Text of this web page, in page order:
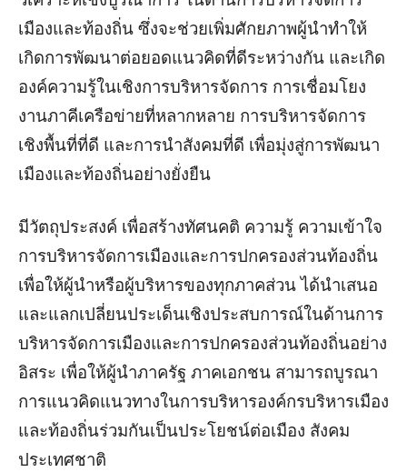
เมืองและท้องถิ่น ซึ่งจะช่วยเพิ่มศักยภาพผู้นำทำให้
เกิดการพัฒนาต่อยอดแนวคิดที่ดีระหว่างกัน และเกิด
องค์ความรู้ในเชิงการบริหารจัดการ การเชื่อมโยง
งานภาคีเครือข่ายที่หลากหลาย การบริหารจัดการ
เชิงพื้นที่ที่ดี และการนำสังคมที่ดี เพื่อมุ่งสู่การพัฒนา
เมืองและท้องถิ่นอย่างยั่งยืน
มีวัตถุประสงค์ เพื่อสร้างทัศนคติ ความรู้ ความเข้าใจ
การบริหารจัดการเมืองและการปกครองส่วนท้องถิ่น
เพื่อให้ผู้นำหรือผู้บริหารของทุกภาคส่วน ได้นำเสนอ
และแลกเปลี่ยนประเด็นเชิงประสบการณ์ในด้านการ
บริหารจัดการเมืองและการปกครองส่วนท้องถิ่นอย่าง
อิสระ เพื่อให้ผู้นำภาครัฐ ภาคเอกชน สามารถบูรณา
การแนวคิดแนวทางในการบริหารองค์กรบริหารเมือง
และท้องถิ่นร่วมกันเป็นประโยชน์ต่อเมือง สังคม
ประเทศชาติ